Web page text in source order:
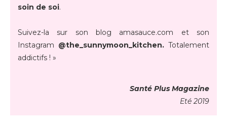
soin de soi.
Suivez-la sur son blog amasauce.com et son
Instagram @the_sunnymoon_kitchen. Totalement
addictifs ! »
Santé Plus Magazine
Eté 2019